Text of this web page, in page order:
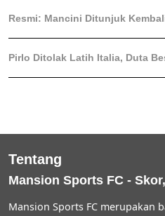
Resmi: Mancini Ditunjuk
Pirlo Ditolak Latih Italia, Duta
Tentang
Mansion Sports FC -
Mansion Sports FC merupakan